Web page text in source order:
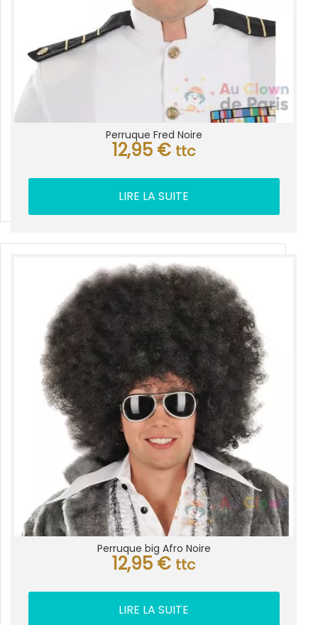
Perruque Fred Noire
12,95 € ttc
LIRE LA SUITE
Perruque big Afro Noire
12,95 € ttc
LIRE LA SUITE